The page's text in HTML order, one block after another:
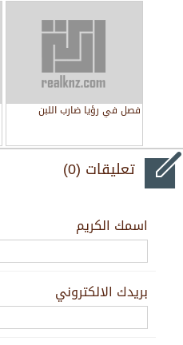
فصل في رؤيا ضارب اللبن
تعليقات (0)
اسمك الكريم
بريدك الالكتروني